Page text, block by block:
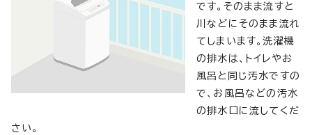
です。そのまま流すと
川などにそのまま流れ
てしまいます。洗濯機
の排水は、トイレやお
風呂と同じ汚水ですの
で、お風呂などの汚水
の排水口に流してくだ
さい。